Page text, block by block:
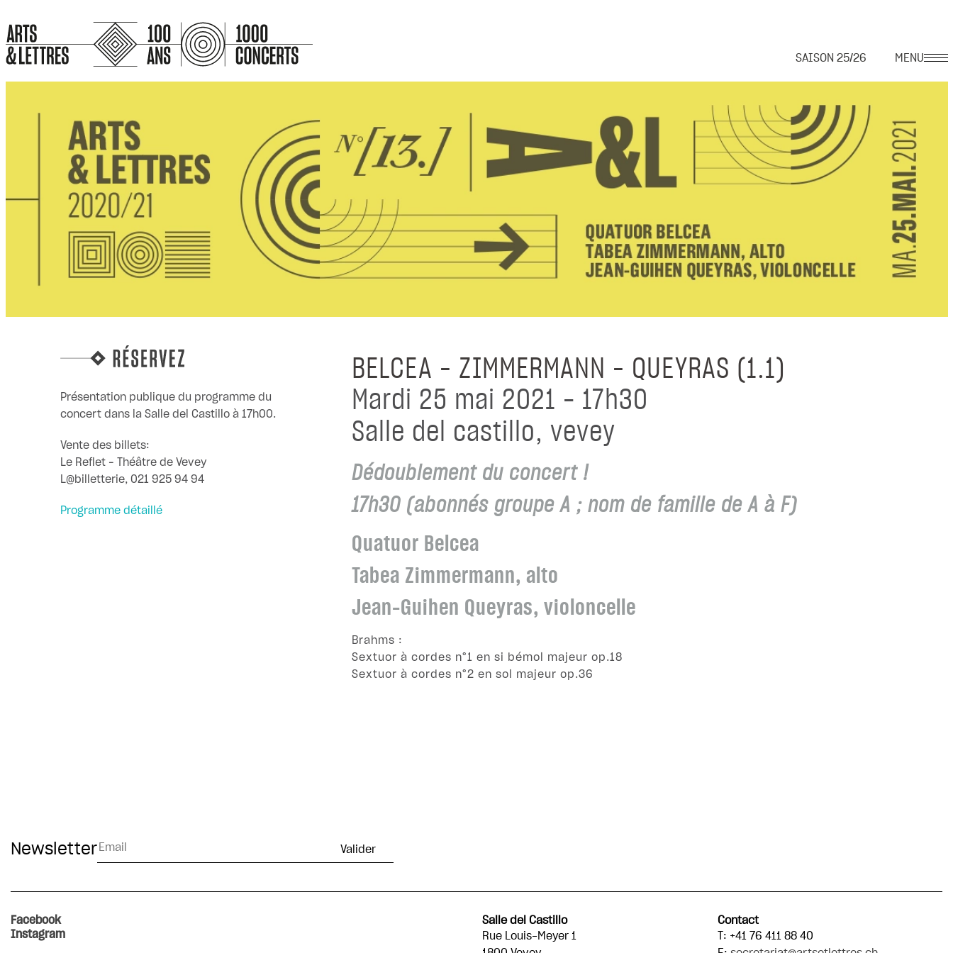
SAISON 25/26 MENU
Présentation publique du programme du
concert dans la Salle del Castillo à 17h00.
Vente des billets:
Le Reflet – Théâtre de Vevey
L@billetterie, 021 925 94 94
Programme détaillé
BELCEA – ZIMMERMANN – QUEYRAS (1.1)
mardi 25 mai 2021 - 17h30
salle del castillo, vevey
Dédoublement du concert !
17h30 (abonnés groupe A ; nom de famille de A à F)
Quatuor Belcea
Tabea Zimmermann, alto
Jean-Guihen Queyras, violoncelle
Brahms :
Sextuor à cordes n°1 en si bémol majeur op.18
Sextuor à cordes n°2 en sol majeur op.36
Newsletter
Facebook
Instagram
Salle del Castillo
Rue Louis-Meyer 1
Contact
T: +41 76 411 88 40